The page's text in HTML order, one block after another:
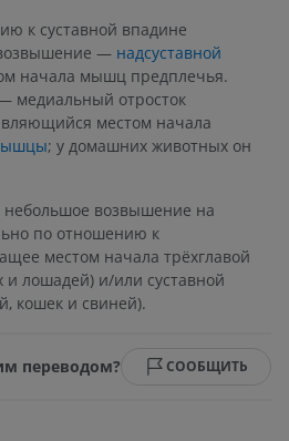
к суставной впадине
— надсуставной
начала мышц предплечья.
медиальный отросток
местом начала
; у домашних животных он
возвышение на
по отношению к
местом начала трёхглавой
лошадей) и/или суставной
кошек и свиней).
переводом? СООБЩИТЬ